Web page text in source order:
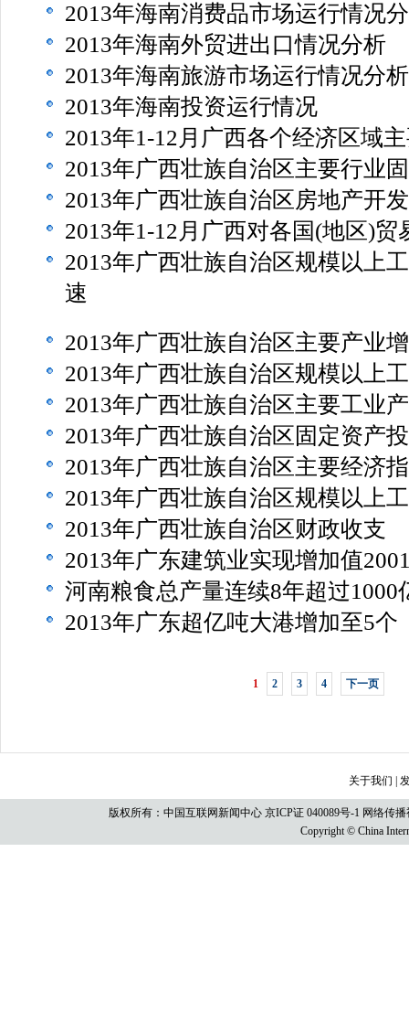
2013年海南消费品市场运行情况
2013年海南外贸进出口情况分析
2013年海南旅游市场运行情况分析
2013年海南投资运行情况
2013年1-12月广西各个经济区域
2013年广西壮族自治区主要行业
2013年广西壮族自治区房地产开
2013年1-12月广西对各国(地区)贸
2013年广西壮族自治区规模以上
速
2013年广西壮族自治区主要产业
2013年广西壮族自治区规模以上
2013年广西壮族自治区主要工业
2013年广西壮族自治区固定资产
2013年广西壮族自治区主要经济
2013年广西壮族自治区规模以上
2013年广西壮族自治区财政收支
2013年广东建筑业实现增加值
河南粮食总产量连续8年超过1000
2013年广东超亿吨大港增加至5个
1 2 3 4 下一页